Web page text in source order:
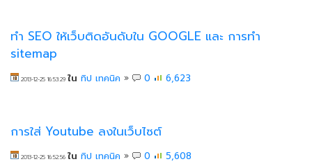
ทำ SEO ให้เว็บติดอันดับใน GOOGLE และ การทำ
sitemap
2013-12-25 16:53:29 ใน ทิป เทคนิค » 0 6,623
การใส่ Youtube ลงในเว็บไซต์
2013-12-25 16:52:56 ใน ทิป เทคนิค » 0 5,608